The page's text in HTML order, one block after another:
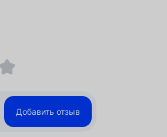
Добавить отзыв